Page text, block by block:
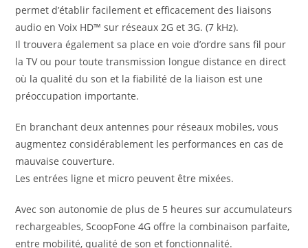
permet d’établir facilement et efficacement des liaisons
audio en Voix HD™ sur réseaux 2G et 3G. (7 kHz).
Il trouvera également sa place en voie d’ordre sans fil pour
la TV ou pour toute transmission longue distance en direct
où la qualité du son et la fiabilité de la liaison est une
préoccupation importante.
En branchant deux antennes pour réseaux mobiles, vous
augmentez considérablement les performances en cas de
mauvaise couverture.
Les entrées ligne et micro peuvent être mixées.
Avec son autonomie de plus de 5 heures sur accumulateurs
rechargeables, ScoopFone 4G offre la combinaison parfaite,
entre mobilité, qualité de son et fonctionnalité.